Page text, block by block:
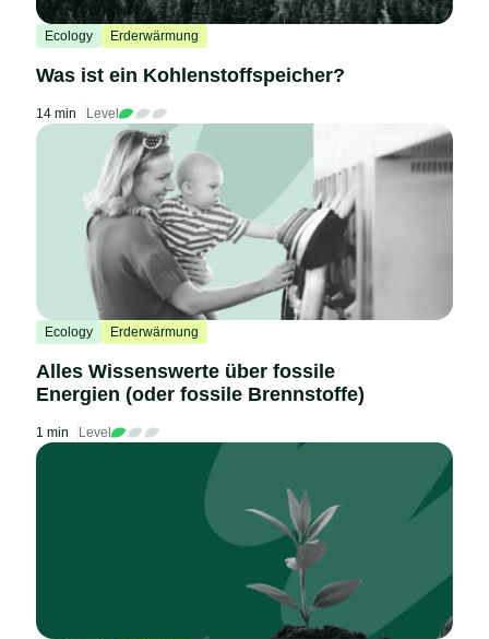
Ecology Erderwärmung
Was ist ein Kohlenstoffspeicher?
14 min Level
Ecology Erderwärmung
Alles Wissenswerte über fossile
Energien (oder fossile Brennstoffe)
1 min Level